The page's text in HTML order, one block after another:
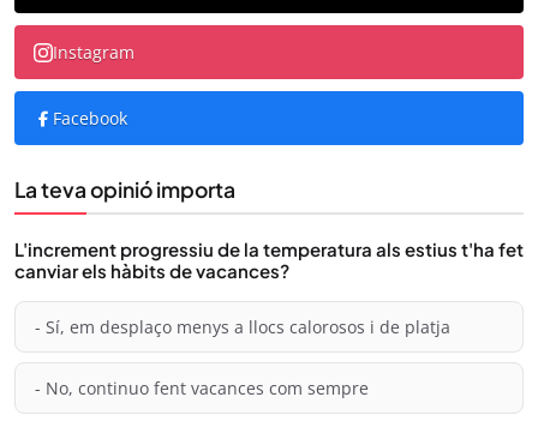
Instagram
Facebook
La teva opinió importa
L'increment progressiu de la temperatura als estius t'ha fet
canviar els hàbits de vacances?
- Sí, em desplaço menys a llocs calorosos i de platja
- No, continuo fent vacances com sempre